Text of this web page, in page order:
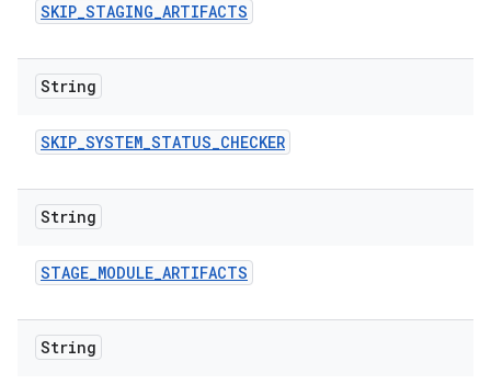
SKIP_STAGING_ARTIFACTS
String
SKIP_SYSTEM_STATUS_CHECKER
String
STAGE_MODULE_ARTIFACTS
String